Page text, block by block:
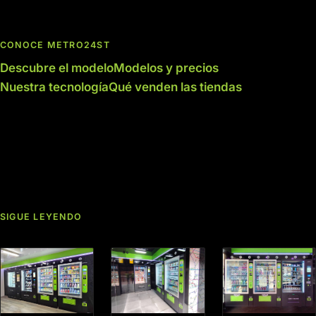
CONOCE METRO24ST
Descubre el modeloModelos y precios
Nuestra tecnologíaQué venden las tiendas
SIGUE LEYENDO